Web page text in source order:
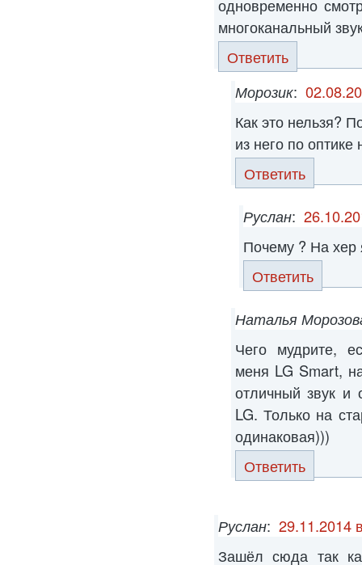
одновременно
многоканальный
Ответить
Морозик:
Как это нельзя?
из него по оптике
Ответить
Руслан:
Почему ? На хер
Ответить
Наталья
Чего мудрите,
меня LG Smart,
отличный звук и
LG. Только на
одинаковая)))
Ответить
Руслан: 29.11.2014
Зашёл сюда так